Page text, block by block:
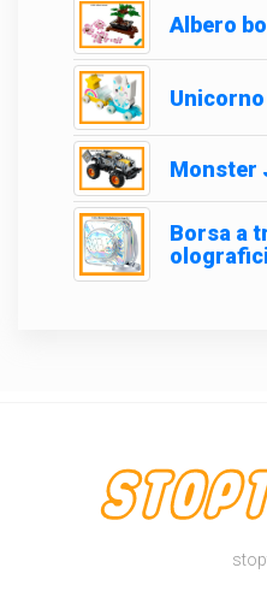
Albero
Unicorno
Monster
Borsa a
olografici